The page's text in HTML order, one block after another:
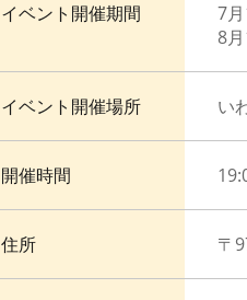
イベント開催期間
7
8
イベント開催場所 い
開催時間
住所 〒